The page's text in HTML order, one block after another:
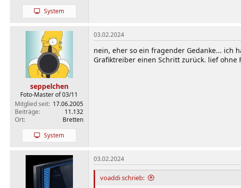
System
seppelchen
Foto-Master of 03/11
Mitglied seit 17.06.2005
Beiträge
11.132
Ort
Bretten
System
03.02.2024
nein, eher so ein fragender Gedanke... ich
Grafiktreiber einen Schritt zurück. lief
03.02.2024
voaddi schrieb: